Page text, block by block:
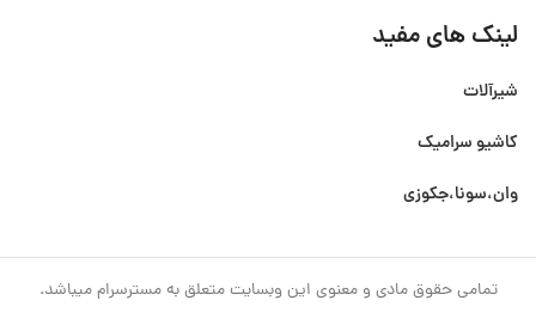
لینک های مفید
شیرآلات
کاشیو سرامیک
وان،سونا،جکوزی
تمامی حقوق مادی و معنوی این وبسایت متعلق به مسترسرام میباشد.